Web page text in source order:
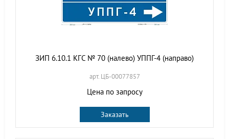
ЗИП 6.10.1 КГС № 70 (налево) УППГ-4 (направо)
арт. ЦБ-00077857
Цена по запросу
Заказать